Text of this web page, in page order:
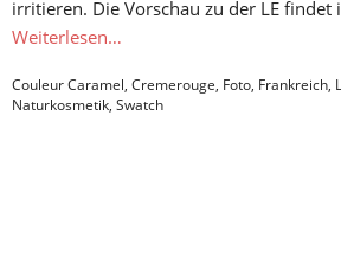
irritieren. Die Vorschau zu der LE findet
Weiterlesen…
Couleur Caramel, Cremerouge, Foto, Frankreich,
Naturkosmetik, Swatch